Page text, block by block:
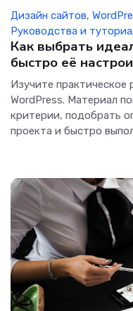
Дизайн сайтов,
Руководства и
Как выбрать
быстро её
Изучите
WordPress. Материал
критерии, подобрать
проекта и быстро